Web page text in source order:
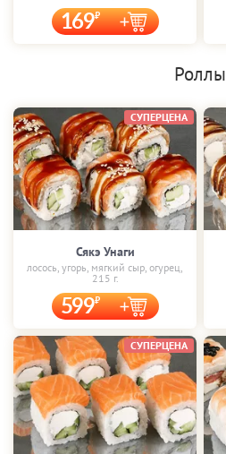
169
Роллы
Сякэ Унаги
лосось, угорь, мягкий сыр, огурец,
215 г.
599
СУПЕРЦЕНА
СУПЕРЦЕНА